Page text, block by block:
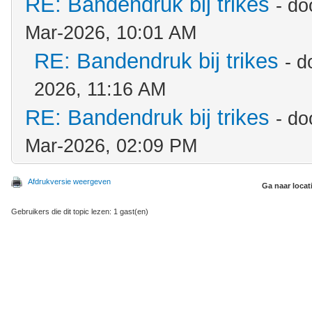
-
Mar-2026, 10:01 AM
RE: Bandendruk bij trikes -
2026, 11:16 AM
RE: Bandendruk bij trikes -
Mar-2026, 02:09 PM
Afdrukversie weergeven Ga naar
Gebruikers die dit topic lezen: 1 gast(en)